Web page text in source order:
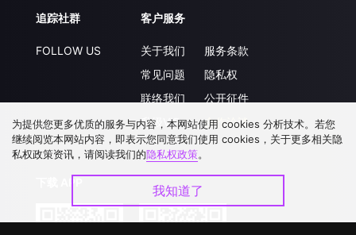
追踪社群
FOLLOW US
客户服务
关于我们
常见问题
联络我们
升级VIP
服务条款
隐私权
公开征件
合作洽談
为提供您更多优质的服务与内容，本网站使用 cookies 分析技术。若您
继续阅览本网站内容，即表示您同意我们使用 cookies，关于更多相关隐
私权政策资讯，请阅读我们的隐私权政策。
我知道了